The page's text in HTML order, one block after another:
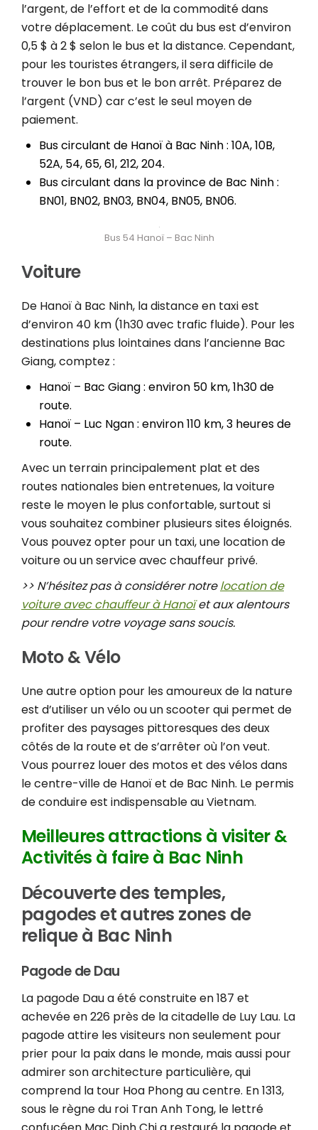
l’argent, de l’effort et de la commodité dans
votre déplacement. Le coût du bus est d’environ
0,5 $ à 2 $ selon le bus et la distance. Cependant,
pour les touristes étrangers, il sera difficile de
trouver le bon bus et le bon arrêt. Préparez de
l’argent (VND) car c’est le seul moyen de
paiement.
Bus circulant de Hanoï à Bac Ninh : 10A, 10B,
52A, 54, 65, 61, 212, 204.
Bus circulant dans la province de Bac Ninh :
BN01, BN02, BN03, BN04, BN05, BN06.
Bus 54 Hanoï – Bac Ninh
Voiture
De Hanoï à Bac Ninh, la distance en taxi est
d’environ 40 km (1h30 avec trafic fluide). Pour les
destinations plus lointaines dans l’ancienne Bac
Giang, comptez :
Hanoï – Bac Giang : environ 50 km, 1h30 de
route.
Hanoï – Luc Ngan : environ 110 km, 3 heures de
route.
Avec un terrain principalement plat et des
routes nationales bien entretenues, la voiture
reste le moyen le plus confortable, surtout si
vous souhaitez combiner plusieurs sites éloignés.
Vous pouvez opter pour un taxi, une location de
voiture ou un service avec chauffeur privé.
>> N’hésitez pas à considérer notrelocation de
voiture avec chauffeur à Hanoïet aux alentours
pour rendre votre voyage sans soucis.
Moto & Vélo
Une autre option pour les amoureux de la nature
est d’utiliser un vélo ou un scooter qui permet de
profiter des paysages pittoresques des deux
côtés de la route et de s’arrêter où l’on veut.
Vous pourrez louer des motos et des vélos dans
le centre-ville de Hanoï et de Bac Ninh. Le permis
de conduire est indispensable au Vietnam.
Meilleures attractions à visiter &
Activités à faire à Bac Ninh
Découverte des temples,
pagodes et autres zones de
relique à Bac Ninh
Pagode de Dau
La pagode Dau a été construite en 187 et
achevée en 226 près de la citadelle de Luy Lau. La
pagode attire les visiteurs non seulement pour
prier pour la paix dans le monde, mais aussi pour
admirer son architecture particulière, qui
comprend la tour Hoa Phong au centre. En 1313,
sous le règne du roi Tran Anh Tong, le lettré